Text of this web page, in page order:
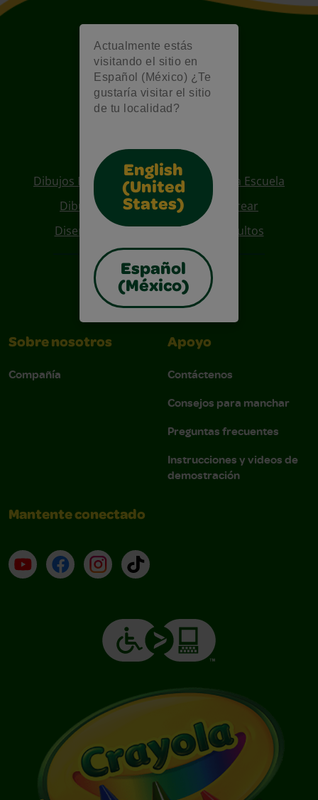
Actualmente estás
visitando el sitio en
Español (México) ¿Te
gustaría visitar el sitio
de tu localidad?
English
(United
States)
Español
(México)
Also of Interest
Dibujos Para Colorear De Regreso A La Escuela
Dibujos De Personajes Para Colorear
Diseños Para Coloreables Para Adultos
Sobre nosotros
Compañía
Apoyo
Contáctenos
Consejos para manchar
Preguntas frecuentes
Instrucciones y videos de
demostración
Mantente conectado
YouTube (en inglés)
Facebook (en inglés)
Instagram (en inglés)
TikTok